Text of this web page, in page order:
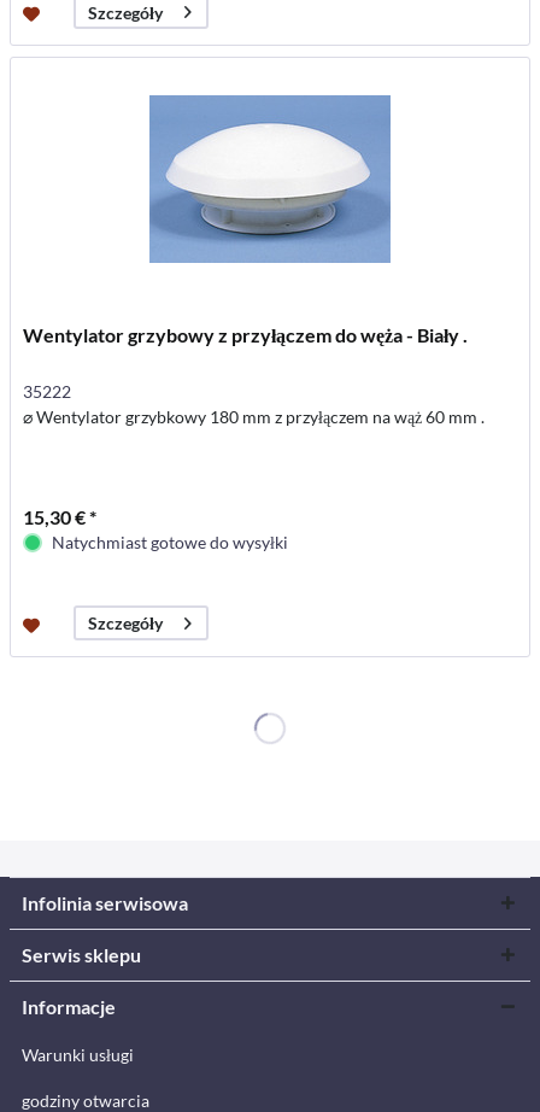
Szczegóły
Wentylator grzybowy z przyłączem do węża - Biały .
35222
⌀ Wentylator grzybkowy 180 mm z przyłączem na wąż 60 mm .
15,30 € *
Natychmiast gotowe do wysyłki
Szczegóły
Infolinia serwisowa
Serwis sklepu
Informacje
Warunki usługi
godziny otwarcia